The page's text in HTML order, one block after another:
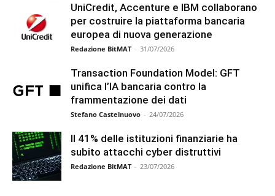
UniCredit, Accenture e IBM collaborano
per costruire la piattaforma bancaria
europea di nuova generazione
Redazione BitMAT - 31/07/2026
Transaction Foundation Model: GFT
unifica l’IA bancaria contro la
frammentazione dei dati
Stefano Castelnuovo - 24/07/2026
Il 41% delle istituzioni finanziarie ha
subito attacchi cyber distruttivi
Redazione BitMAT - 23/07/2026